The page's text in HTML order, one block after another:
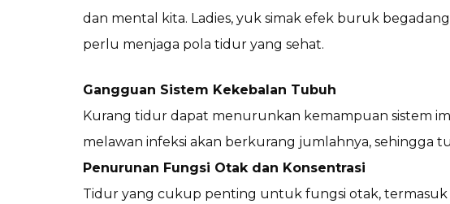
dan mental kita. Ladies, yuk simak efek buruk
perlu menjaga pola tidur yang sehat.
Gangguan Sistem Kekebalan Tubuh
Kurang tidur dapat menurunkan kemampuan sistem
melawan infeksi akan berkurang jumlahnya, sehingga
Penurunan Fungsi Otak dan Konsentrasi
Tidur yang cukup penting untuk fungsi otak,